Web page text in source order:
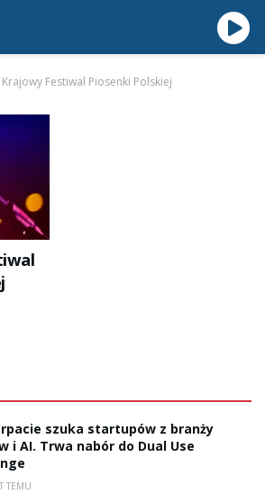
Krajowy Festiwal Piosenki Polskiej
szuka startupów z branży
i AI. Trwa nabór do Dual Use
TEMU